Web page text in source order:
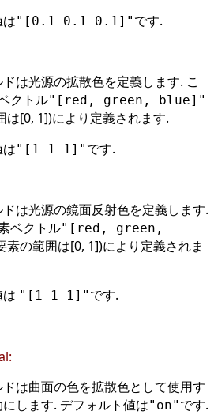
"[0.1 0.1 0.1]" です.
は光源の拡散色を定義します. こ
クトル"[red, green, blue]"
は[0, 1])により定義されます.
"[1 1 1]" です.
は光源の鏡面反射色を定義します.
ベクトル"[red, green,
素の範囲は[0, 1])により定義されま
"[1 1 1]" です.
は曲面の色を拡散色として使用す
します. デフォルト値は"on" です.